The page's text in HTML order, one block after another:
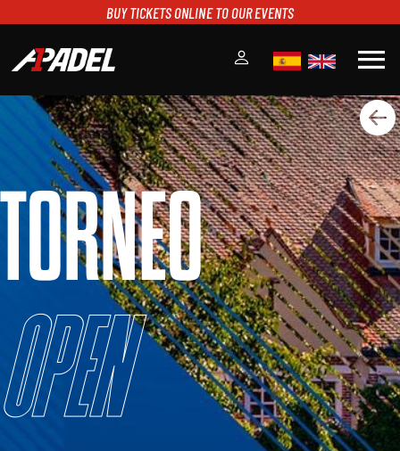
BUY TICKETS ONLINE TO OUR EVENTS
menu
A1PADEL
RANKING
CALENDARIO
TORNEOS
NOTICIAS
MULTIMEDIA
SCOREBOARD
STREAMING
TORNEO
Open